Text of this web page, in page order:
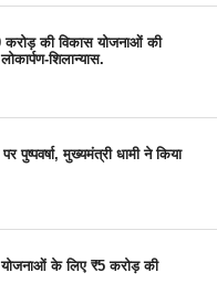
करोड़ की विकास योजनाओं की
शिलान्यास.
पुष्पवर्षा, मुख्यमंत्री धामी ने किया
योजनाओं के लिए ₹5 करोड़ की